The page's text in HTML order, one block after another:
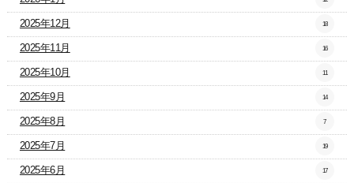
2025年12月 18
2025年11月 16
2025年10月 11
2025年9月 14
2025年8月 7
2025年7月 19
2025年6月 17